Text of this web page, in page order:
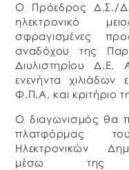
Ο Πρόεδρος Δ.Σ./
ηλεκτρονικό
σφραγισμένες
αναδόχου της
Διυλιστηρίου Δ.Ε.
ενενήντα
Φ.Π.Α, και κριτήριο
Ο διαγωνισμός θα
πλατφόρμας
Ηλεκτρονικών
μέσω της